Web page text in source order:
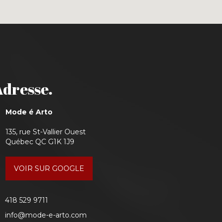
Mode é Arto
135, rue St-Vallier Ouest
Québec QC G1K 1J9
VOIR SUR GOOGLE
418 529 9711
info@mode-e-arto.com